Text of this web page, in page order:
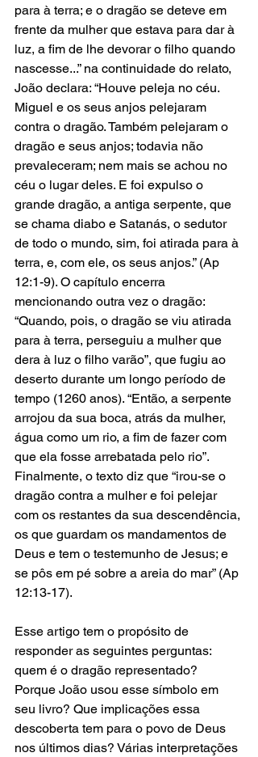
para à terra; e o dragão se deteve em
frente da mulher que estava para dar à
luz, a fim de lhe devorar o filho quando
nascesse...” na continuidade do relato,
João declara: “Houve peleja no céu.
Miguel e os seus anjos pelejaram
contra o dragão. Também pelejaram o
dragão e seus anjos; todavia não
prevaleceram; nem mais se achou no
céu o lugar deles. E foi expulso o
grande dragão, a antiga serpente, que
se chama diabo e Satanás, o sedutor
de todo o mundo, sim, foi atirada para à
terra, e, com ele, os seus anjos.” (Ap
12:1-9). O capítulo encerra
mencionando outra vez o dragão:
“Quando, pois, o dragão se viu atirada
para à terra, perseguiu a mulher que
dera à luz o filho varão”, que fugiu ao
deserto durante um longo período de
tempo (1260 anos). “Então, a serpente
arrojou da sua boca, atrás da mulher,
água como um rio, a fim de fazer com
que ela fosse arrebatada pelo rio”.
Finalmente, o texto diz que “irou-se o
dragão contra a mulher e foi pelejar
com os restantes da sua descendência,
os que guardam os mandamentos de
Deus e tem o testemunho de Jesus; e
se pôs em pé sobre a areia do mar” (Ap
12:13-17).
Esse artigo tem o propósito de
responder as seguintes perguntas:
quem é o dragão representado?
Porque João usou esse símbolo em
seu livro? Que implicações essa
descoberta tem para o povo de Deus
nos últimos dias? Várias interpretações